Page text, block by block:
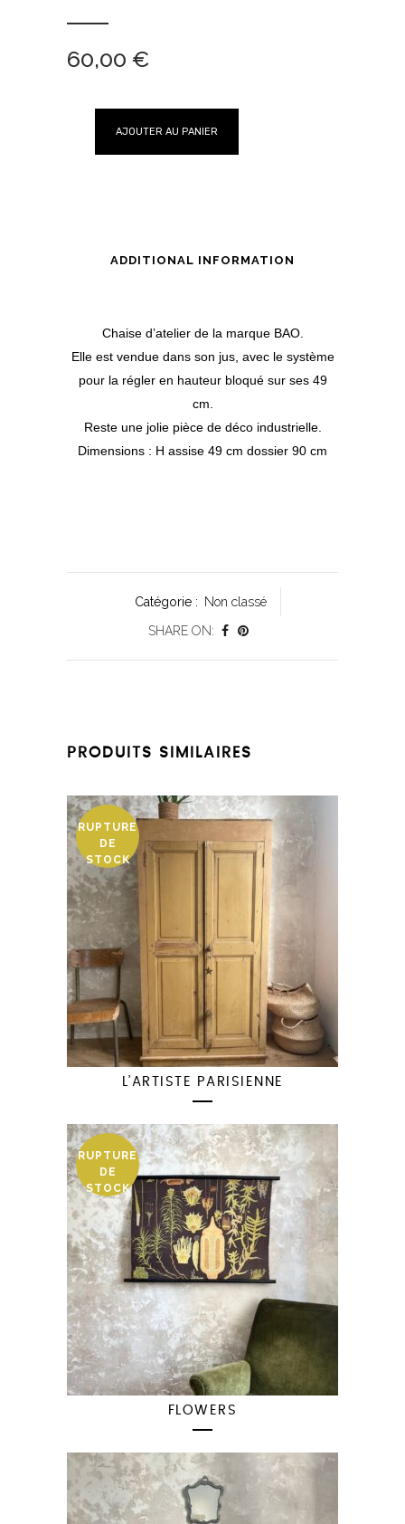
60,00 €
AJOUTER AU PANIER
ADDITIONAL INFORMATION
Chaise d’atelier de la marque BAO.
Elle est vendue dans son jus, avec le système
pour la régler en hauteur bloqué sur ses 49
cm.
Reste une jolie pièce de déco industrielle.
Dimensions : H assise 49 cm dossier 90 cm
Catégorie :
Non classé
SHARE ON:
PRODUITS SIMILAIRES
RUPTURE
DE
STOCK
L’ARTISTE PARISIENNE
RUPTURE
DE
STOCK
FLOWERS